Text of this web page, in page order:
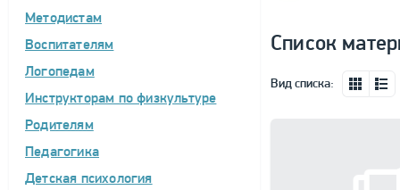
Методистам
Воспитателям
Логопедам
Инструкторам по физкультуре
Родителям
Педагогика
Детская психология
Список
Вид списка: